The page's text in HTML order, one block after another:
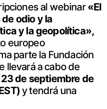
al webinar«El
odio y la
y la geopolítica»,
europeo
parte la Fundación
llevará a cabo de
de septiembre de
y tendrá una